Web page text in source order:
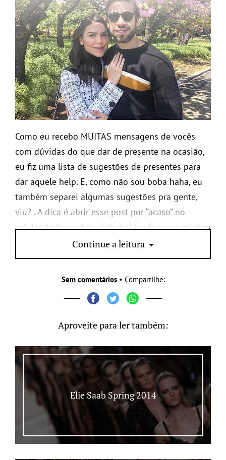
Como eu recebo MUITAS mensagens de vocês
com dúvidas do que dar de presente na ocasião,
eu fiz uma lista de sugestões de presentes para
dar aquele help. E, como não sou boba haha, eu
também separei algumas sugestões pra gente,
viu? . A dica é abrir esse post por “acaso” no
celular do boy sabe… hahaha! Confiram as minhas
idéias e me digam se também estão na sua lista!
Continue a leitura
Sem comentários• Compartilhe:
Aproveite para ler também:
Elie Saab Spring 2014